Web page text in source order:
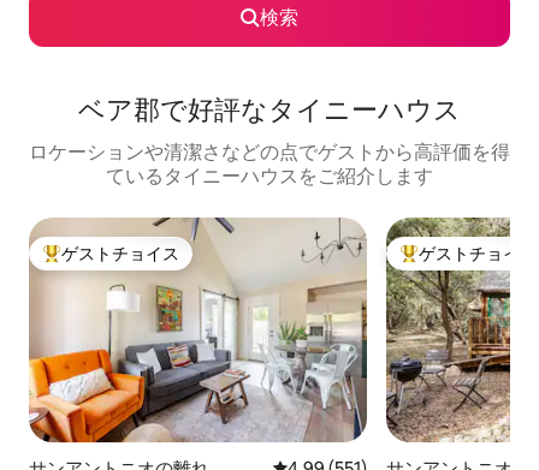
検索
ベア郡で好評なタイニーハウス
ロケーションや清潔さなどの点でゲストから高評価を得
ているタイニーハウスをご紹介します
大好評のゲストチョイスです。
ゲストチョイス 大好評のゲスト
ゲストチョイス